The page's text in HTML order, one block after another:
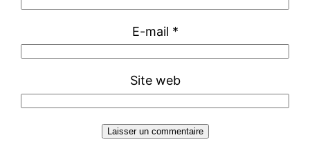
E-mail *
Site web